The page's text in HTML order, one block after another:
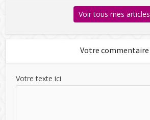
Voir tous mes articles
Votre commentaire
Votre texte ici